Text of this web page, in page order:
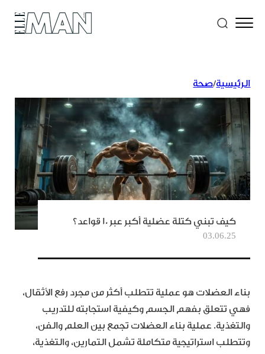
الرئيسية/صحة
كيف تبني كتلة عضلية أكبر عبر 10 قواعد؟
03.06.25
بناء العضلات هو عملية تتطلب أكثر من مجرد رفع الأثقال،
فهي تتعلق بفهم الجسم وكيفية استجابته للتدريب
والتغذية. عملية بناء العضلات تجمع بين العلم والفن،
وتتطلب استراتيجية متكاملة تشمل التمارين، والتغذية،